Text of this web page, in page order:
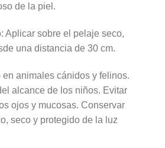
de la piel.
Aplicar sobre el pelaje seco,
una distancia de 30 cm.
en animales cánidos y felinos.
alcance de los niños. Evitar
ojos y mucosas. Conservar
seco y protegido de la luz